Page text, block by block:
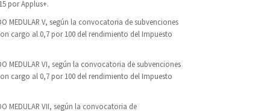
por Applus+.
MEDULAR V, según la convocatoria de subvenciones
cargo al 0,7 por 100 del rendimiento del Impuesto
MEDULAR VI, según la convocatoria de subvenciones
cargo al 0,7 por 100 del rendimiento del Impuesto
MEDULAR VII, según la convocatoria de